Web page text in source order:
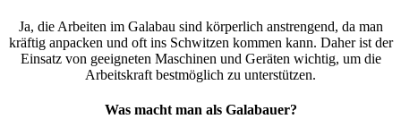
Ja, die Arbeiten im Galabau sind körperlich anstrengend, da man
kräftig anpacken und oft ins Schwitzen kommen kann. Daher ist der
Einsatz von geeigneten Maschinen und Geräten wichtig, um die
Arbeitskraft bestmöglich zu unterstützen.
Was macht man als Galabauer?